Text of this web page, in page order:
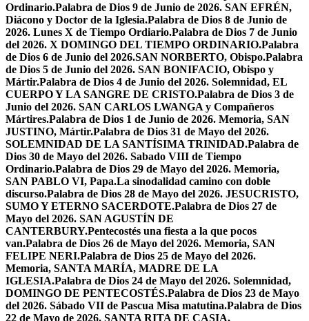
Ordinario.Palabra de Dios 9 de Junio de 2026. SAN EFRÉN,
Diácono y Doctor de la Iglesia.Palabra de Dios 8 de Junio de
2026. Lunes X de Tiempo Ordiario.Palabra de Dios 7 de Junio
del 2026. X DOMINGO DEL TIEMPO ORDINARIO.Palabra
de Dios 6 de Junio del 2026.SAN NORBERTO, Obispo.Palabra
de Dios 5 de Junio del 2026. SAN BONIFACIO, Obispo y
Mártir.Palabra de Dios 4 de Junio del 2026. Solemnidad, EL
CUERPO Y LA SANGRE DE CRISTO.Palabra de Dios 3 de
Junio del 2026. SAN CARLOS LWANGA y Compañeros
Mártires.Palabra de Dios 1 de Junio de 2026. Memoria, SAN
JUSTINO, Mártir.Palabra de Dios 31 de Mayo del 2026.
SOLEMNIDAD DE LA SANTÍSIMA TRINIDAD.Palabra de
Dios 30 de Mayo del 2026. Sabado VIII de Tiempo
Ordinario.Palabra de Dios 29 de Mayo del 2026. Memoria,
SAN PABLO VI, Papa.La sinodalidad camino con doble
discurso.Palabra de Dios 28 de Mayo del 2026. JESUCRISTO,
SUMO Y ETERNO SACERDOTE.Palabra de Dios 27 de
Mayo del 2026. SAN AGUSTÍN DE
CANTERBURY.Pentecostés una fiesta a la que pocos
van.Palabra de Dios 26 de Mayo del 2026. Memoria, SAN
FELIPE NERI.Palabra de Dios 25 de Mayo del 2026.
Memoria, SANTA MARÍA, MADRE DE LA
IGLESIA.Palabra de Dios 24 de Mayo del 2026. Solemnidad,
DOMINGO DE PENTECOSTÉS.Palabra de Dios 23 de Mayo
del 2026. Sábado VII de Pascua Misa matutina.Palabra de Dios
22 de Mayo de 2026. SANTA RITA DE CASIA,